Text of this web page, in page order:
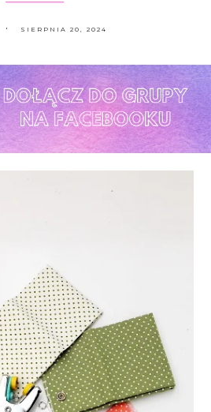
SIERPNIA 20, 2024